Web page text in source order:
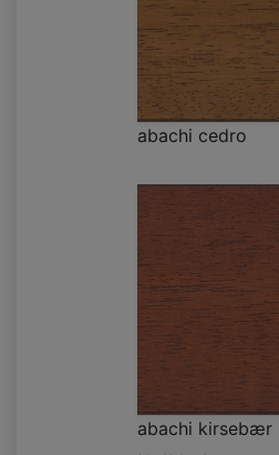
abachi cedro
abachi kirsebær